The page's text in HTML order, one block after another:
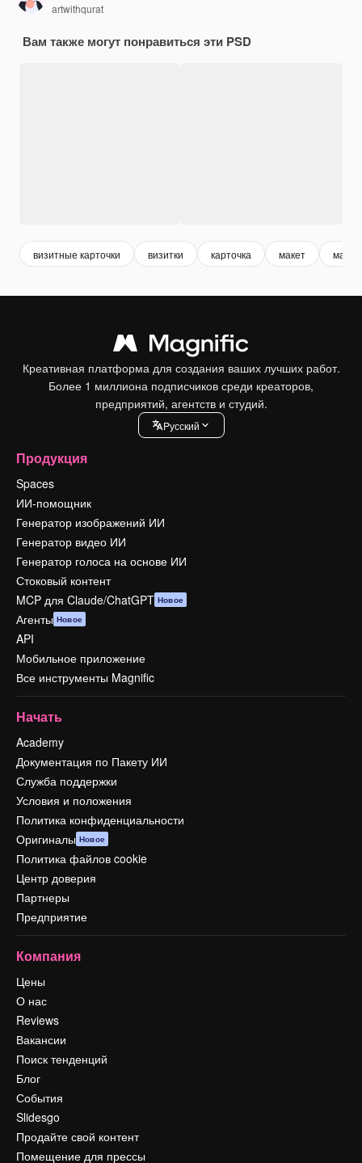
artwithqurat
Вам также могут понравиться эти PSD
визитные карточки визитки карточка макет макет
Креативная платформа для создания ваших лучших работ.
Более 1 миллиона подписчиков среди креаторов,
предприятий, агентств и студий.
Pусский
Продукция
Spaces
ИИ-помощник
Генератор изображений ИИ
Генератор видео ИИ
Генератор голоса на основе ИИ
Стоковый контент
MCP для Claude/ChatGPT Новое
Агенты Новое
API
Мобильное приложение
Все инструменты Magnific
Начать
Academy
Документация по Пакету ИИ
Служба поддержки
Условия и положения
Политика конфиденциальности
Оригиналы Новое
Политика файлов cookie
Центр доверия
Партнеры
Предприятие
Компания
Цены
О нас
Reviews
Вакансии
Поиск тенденций
Блог
События
Slidesgo
Продайте свой контент
Помещение для прессы